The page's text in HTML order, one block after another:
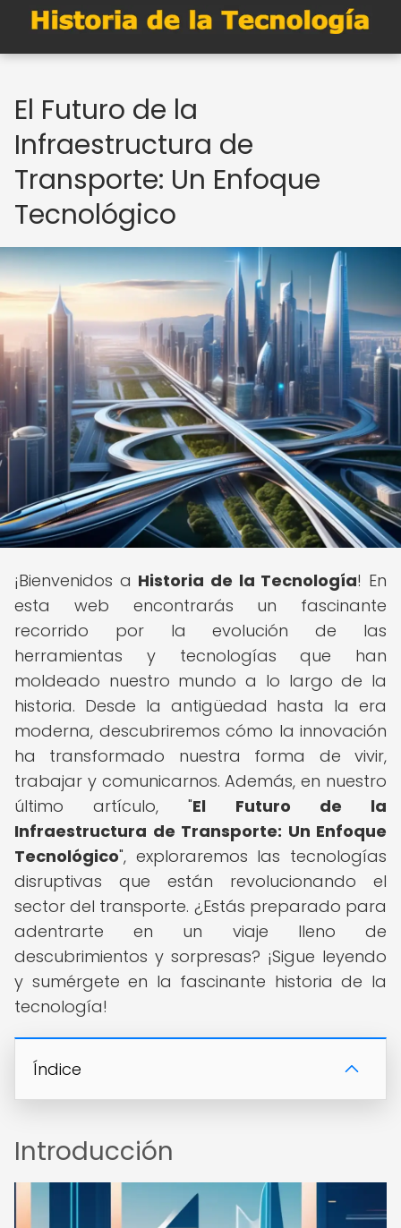
El Futuro de la
Infraestructura de
Transporte: Un Enfoque
Tecnológico
¡Bienvenidos a Historia de la Tecnología! En
esta web encontrarás un fascinante
recorrido por la evolución de las
herramientas y tecnologías que han
moldeado nuestro mundo a lo largo de la
historia. Desde la antigüedad hasta la era
moderna, descubriremos cómo la innovación
ha transformado nuestra forma de vivir,
trabajar y comunicarnos. Además, en nuestro
último artículo, "El Futuro de la
Infraestructura de Transporte: Un Enfoque
Tecnológico", exploraremos las tecnologías
disruptivas que están revolucionando el
sector del transporte. ¿Estás preparado para
adentrarte en un viaje lleno de
descubrimientos y sorpresas? ¡Sigue leyendo
y sumérgete en la fascinante historia de la
tecnología!
Índice
Introducción